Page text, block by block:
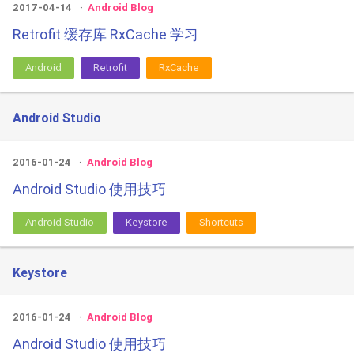
2017-04-14 Android Blog
Retrofit 缓存库 RxCache 学习
Android Retrofit RxCache
Android Studio
2016-01-24 Android Blog
Android Studio 使用技巧
Android Studio Keystore Shortcuts
Keystore
2016-01-24 Android Blog
Android Studio 使用技巧